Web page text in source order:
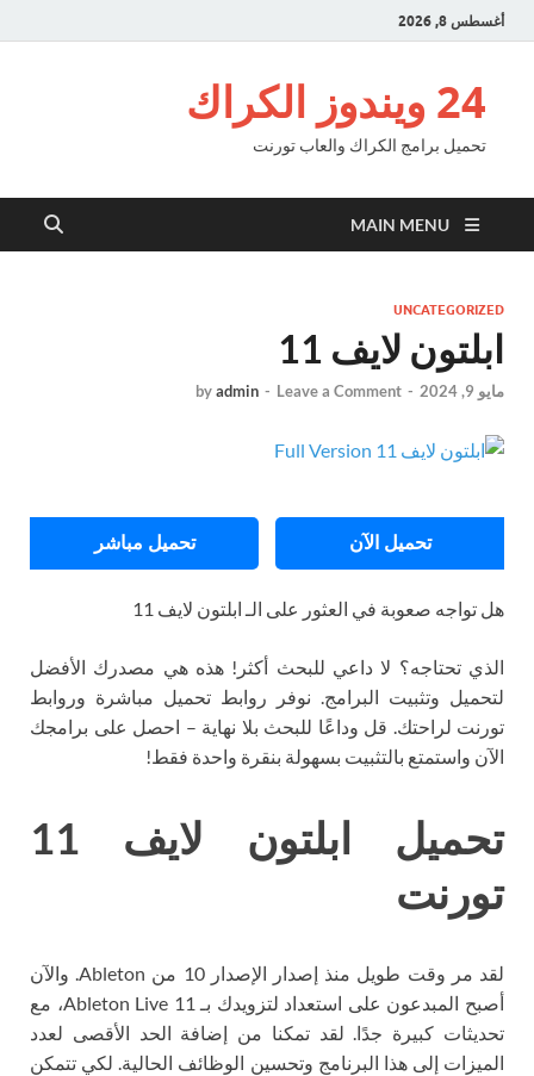
أغسطس 8, 2026
24 ويندوز الكراك
تحميل برامج الكراك والعاب تورنت
MAIN MENU
UNCATEGORIZED
ابلتون لايف 11
مايو 9, 2024 -
byadmin - Leave a Comment
تحميل الآن تحميل مباشر
هل تواجه صعوبة في العثور على الـ ابلتون لايف 11
الذي تحتاجه؟ لا داعي للبحث أكثر! هذه هي مصدرك الأفضل
لتحميل وتثبيت البرامج. نوفر روابط تحميل مباشرة وروابط
تورنت لراحتك. قل وداعًا للبحث بلا نهاية – احصل على برامجك
الآن واستمتع بالتثبيت بسهولة بنقرة واحدة فقط!
تحميل ابلتون لايف 11
تورنت
لقد مر وقت طويل منذ إصدار الإصدار 10 من Ableton. والآن
أصبح المبدعون على استعداد لتزويدك بـ Ableton Live 11، مع
تحديثات كبيرة جدًا. لقد تمكنا من إضافة الحد الأقصى لعدد
الميزات إلى هذا البرنامج وتحسين الوظائف الحالية. لكي تتمكن